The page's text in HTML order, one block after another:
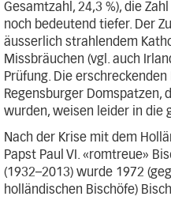
Gesamtzahl, 24,3 %), die
noch bedeutend tiefer. Der
äusserlich strahlendem
Missbräuchen (vgl. auch
Prüfung. Die
Regensburger Domspatzen,
wurden, weisen leider in die
Nach der Krise mit dem
Papst Paul VI. «romtreue»
(1932–2013) wurde 1972
holländischen Bischöfe)